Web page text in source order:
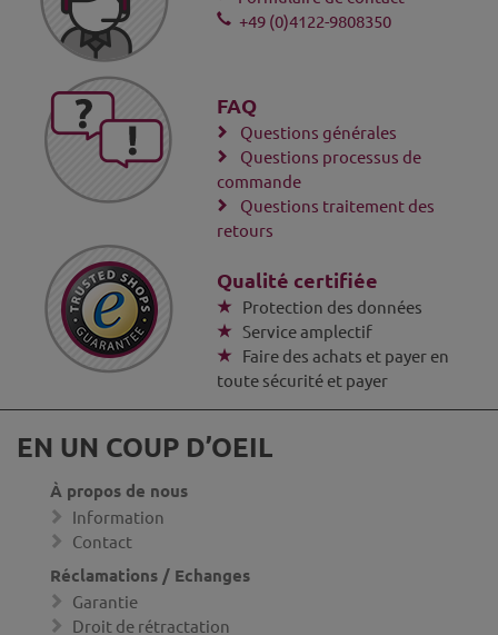
+49 (0)4122-9808350
FAQ
Questions générales
Questions processus de
commande
Questions traitement des
retours
Qualité certifiée
Protection des données
Service amplectif
Faire des achats et payer en
toute sécurité et payer
EN UN COUP D’OEIL
À propos de nous
Information
Contact
Réclamations / Echanges
Garantie
Droit de rétractation